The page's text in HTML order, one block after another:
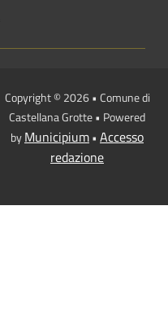
Copyright © 2026 • Comune di
Castellana Grotte • Powered
byMunicipium• Accesso
redazione